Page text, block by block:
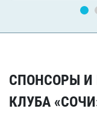
СПОНСОРЫ И
КЛУБА